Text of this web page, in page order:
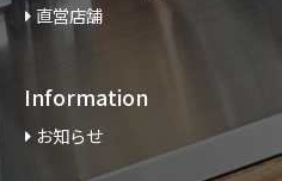
直営店舗
Information
お知らせ